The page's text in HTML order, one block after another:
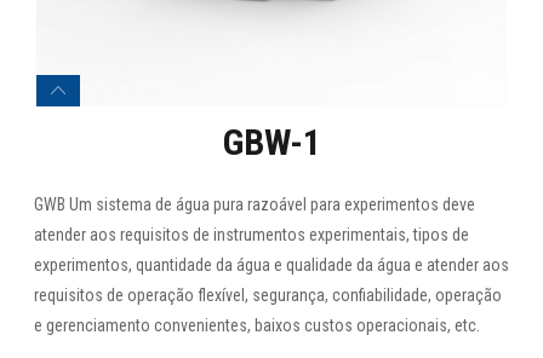
GBW-1
GWB Um sistema de água pura razoável para experimentos deve
atender aos requisitos de instrumentos experimentais, tipos de
experimentos, quantidade da água e qualidade da água e atender aos
requisitos de operação flexível, segurança, confiabilidade, operação
e gerenciamento convenientes, baixos custos operacionais, etc.